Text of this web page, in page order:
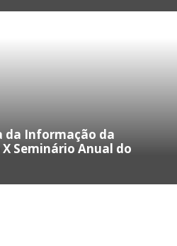
da Informação da
Seminário Anual do